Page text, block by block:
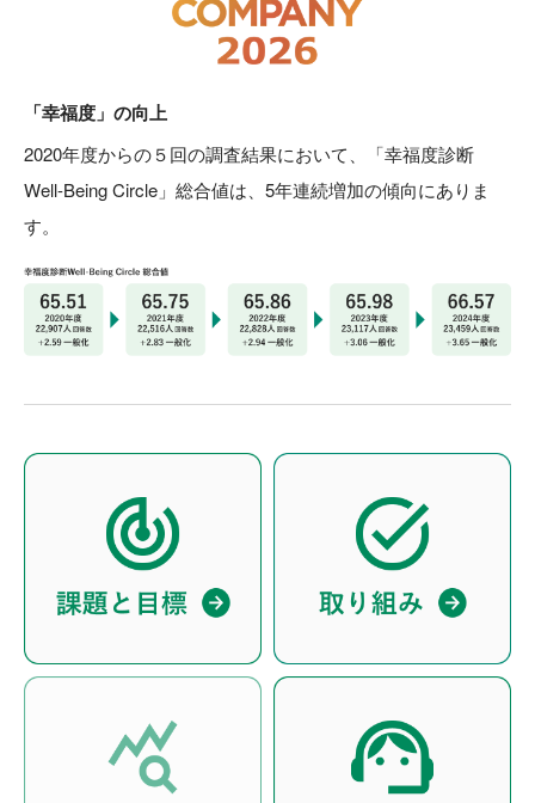
「幸福度」の向上
2020年度からの５回の調査結果において、「幸福度診断
Well-Being Circle」総合値は、5年連続増加の傾向にありま
す。